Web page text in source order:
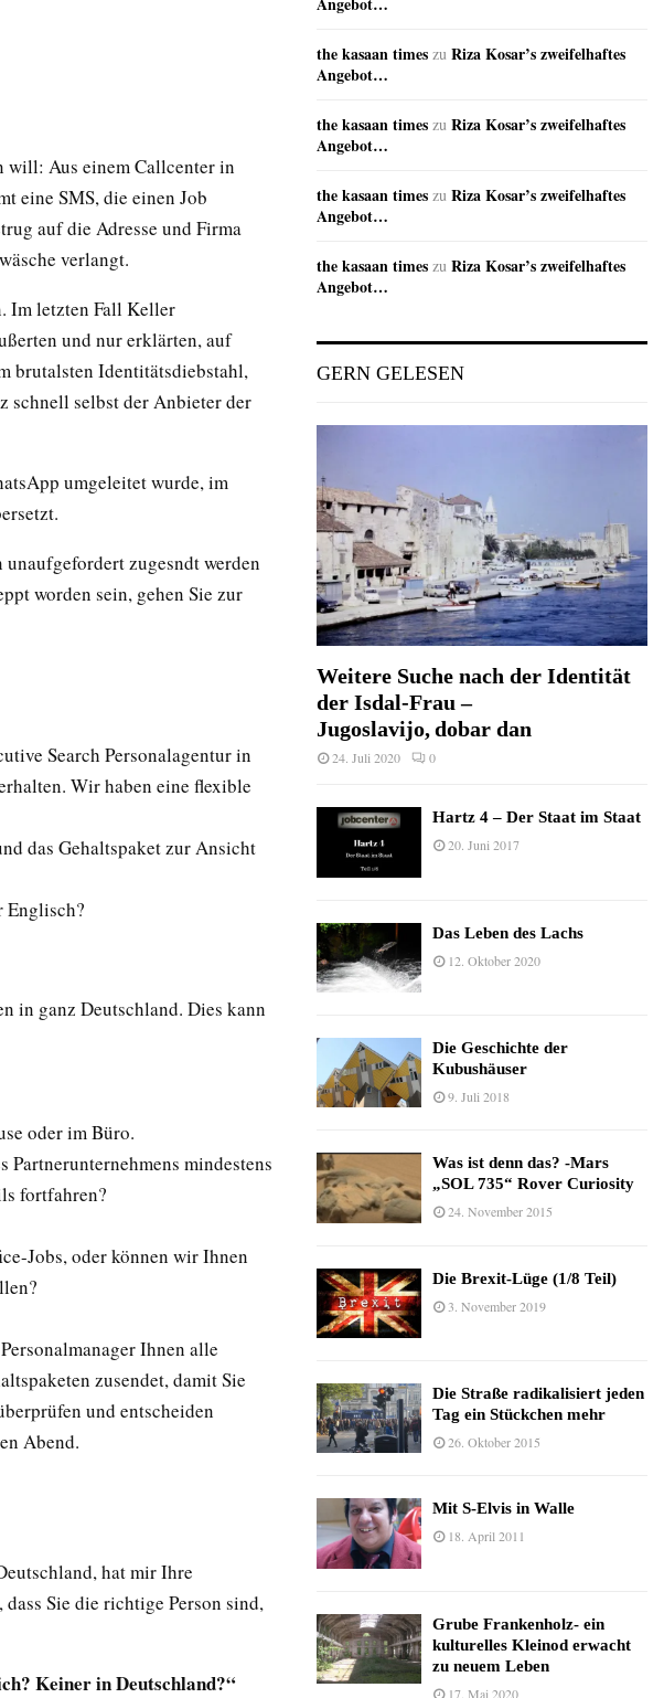
will: Aus einem Callcenter in
eine SMS, die einen Job
auf die Adresse und Firma
verlangt.
Im letzten Fall Keller
und nur erklärten, auf
brutalsten Identitätsdiebstahl,
schnell selbst der Anbieter der
umgeleitet wurde, im
zugesndt werden
worden sein, gehen Sie zur
Search Personalagentur in
Wir haben eine flexible
das Gehaltspaket zur Ansicht
Englisch?
in ganz Deutschland. Dies kann
oder im Büro.
Partnerunternehmens mindestens
fortfahren?
Jobs, oder können wir Ihnen
Ihnen alle
zusendet, damit Sie
und entscheiden
Abend.
hat mir Ihre
Sie die richtige Person sind,
Keiner in Deutschland?“
the kasaan times zu Riza Kosar’s zweifelhaftes
Angebot…
the kasaan times zu Riza Kosar’s zweifelhaftes
Angebot…
the kasaan times zu Riza Kosar’s zweifelhaftes
Angebot…
the kasaan times zu Riza Kosar’s zweifelhaftes
Angebot…
GERN GELESEN
Weitere Suche nach der Identität
der Isdal-Frau –
Jugoslavijo, dobar dan
24. Juli 2020 0
Hartz 4 – Der Staat im Staat
20. Juni 2017
Das Leben des Lachs
12. Oktober 2020
Die Geschichte der
Kubushäuser
9. Juli 2018
Was ist denn das? -Mars
„SOL 735“ Rover Curiosity
24. November 2015
Die Brexit-Lüge (1/8 Teil)
3. November 2019
Die Straße radikalisiert jeden
Tag ein Stückchen mehr
26. Oktober 2015
Mit S-Elvis in Walle
18. April 2011
Grube Frankenholz- ein
kulturelles Kleinod erwacht
zu neuem Leben
17. Mai 2020